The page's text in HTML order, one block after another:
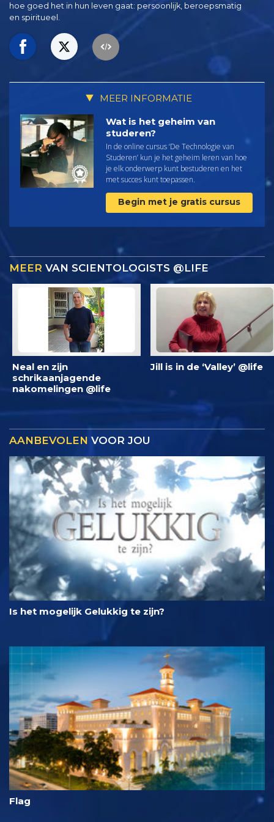
hoe goed het in hun leven gaat: persoonlijk, beroepsmatig
en spiritueel.
MEER INFORMATIE
Wat is het geheim van
studeren?
In de online cursus ‘De Technologie van
Studeren’ kun je het geheim leren van hoe
je elk onderwerp kunt bestuderen en het
met succes kunt toepassen.
Begin met je gratis cursus
MEER VAN SCIENTOLOGISTS @LIFE
Neal en zijn
schrikaanjagende
nakomelingen @life
Jill is in de ‘Valley’ @life
AANBEVOLEN VOOR JOU
Is het mogelijk Gelukkig te zijn?
Flag